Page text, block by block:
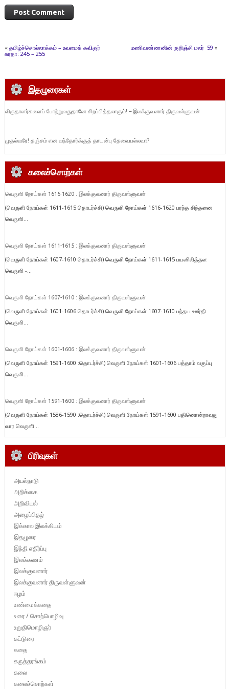
« தமிழ்ச்சொல்லாக்கம் – உவமைக் கவிஞர்
சுரதா: 245 – 255
மணிவண்ணனின் குறிஞ்சி மலர் 59 »
இதழுரைகள்
விருதாளர்களைப் போற்றுவதுதானே சிறப்பித்தலாகும்! – இலக்குவனார் திருவள்ளுவன்
முதல்வரே! தஞ்சம் என வந்தோர்க்குத் தாயன்பு தேவையல்லவா?
கலைச்சொற்கள்
வெருளி நோய்கள் 1616-1620 : இலக்குவனார் திருவள்ளுவன்
(வெருளி நோய்கள் 1611-1615 தொடர்ச்சி) வெருளி நோய்கள் 1616-1620 பரந்த சிந்தனை
வெருளி...
வெருளி நோய்கள் 1611-1615 : இலக்குவனார் திருவள்ளுவன்
(வெருளி நோய்கள் 1607-1610 தொடர்ச்சி) வெருளி நோய்கள் 1611-1615 பயனிலித்தள
வெருளி -...
வெருளி நோய்கள் 1607-1610 : இலக்குவனார் திருவள்ளுவன்
(வெருளி நோய்கள் 1601-1606 தொடர்ச்சி) வெருளி நோய்கள் 1607-1610 பந்தய ஊர்தி
வெருளி...
வெருளி நோய்கள் 1601-1606 : இலக்குவனார் திருவள்ளுவன்
(வெருளி நோய்கள் 1591-1600 :தொடர்ச்சி) வெருளி நோய்கள் 1601-1606 பத்தாம் வகுப்பு
வெருளி...
வெருளி நோய்கள் 1591-1600 : இலக்குவனார் திருவள்ளுவன்
(வெருளி நோய்கள் 1586-1590 :தொடர்ச்சி) வெருளி நோய்கள் 1591-1600 பதினொன்றாவது
வார வெருளி...
பிரிவுகள்
அயல்நாடு
அறிக்கை
அறிவியல்
அழைப்பிதழ்
இக்கால இலக்கியம்
இதழுரை
இந்தி எதிர்ப்பு
இலக்கணம்
இலக்குவனார்
இலக்குவனார் திருவள்ளுவன்
ஈழம்
உண்மைக்கதை
உரை / சொற்பொழிவு
உறுதிமொழிஞர்
கட்டுரை
கதை
கருத்தரங்கம்
கலை
கலைச்சொற்கள்